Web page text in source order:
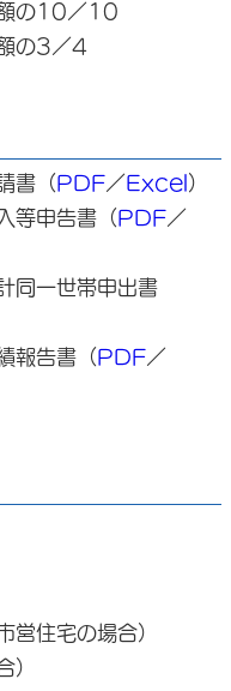
の10／10
3／4
書（PDF／Excel ）
等申告書（PDF／
同一世帯申出書
報告書（PDF／
住宅の場合）
）